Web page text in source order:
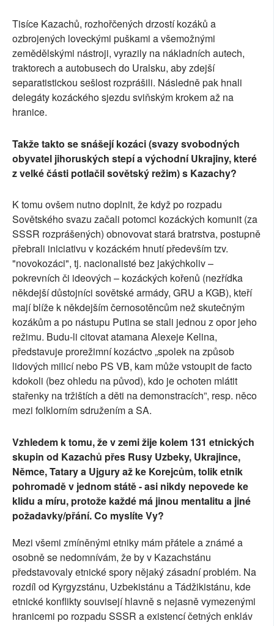
Tisíce Kazachů, rozhořčených drzostí kozáků a
ozbrojených loveckými puškami a všemožnými
zemědělskými nástroji, vyrazily na nákladních autech,
traktorech a autobusech do Uralsku, aby zdejší
separatistickou sešlost rozprášili. Následně pak hnali
delegáty kozáckého sjezdu sviňským krokem až na
hranice.
Takže takto se snášejí kozáci (svazy svobodných
obyvatel jihoruských stepí a východní Ukrajiny, které
z velké části potlačil sovětský režim) s Kazachy?
K tomu ovšem nutno doplnit, že když po rozpadu
Sovětského svazu začali potomci kozáckých komunit (za
SSSR rozprášených) obnovovat stará bratrstva, postupně
přebrali iniciativu v kozáckém hnutí především tzv.
"novokozáci", tj. nacionalisté bez jakýchkoliv –
pokrevních či ideových – kozáckých kořenů (nezřídka
někdejší důstojníci sovětské armády, GRU a KGB), kteří
mají blíže k někdejším černosotěncům než skutečným
kozákům a po nástupu Putina se stali jednou z opor jeho
režimu. Budu-li citovat atamana Alexeje Kelina,
představuje prorežimní kozáctvo „spolek na způsob
lidových milicí nebo PS VB, kam může vstoupit de facto
kdokoli (bez ohledu na původ), kdo je ochoten mlátit
stařenky na tržištích a děti na demonstracích”, resp. něco
mezi folklorním sdružením a SA.
Vzhledem k tomu, že v zemi žije kolem 131 etnických
skupin od Kazachů přes Rusy Uzbeky, Ukrajince,
Němce, Tatary a Ujgury až ke Korejcům, tolik etnik
pohromadě v jednom státě - asi nikdy nepovede ke
klidu a míru, protože každé má jinou mentalitu a jiné
požadavky/přání. Co myslíte Vy?
Mezi všemi zmíněnými etniky mám přátele a známé a
osobně se nedomnívám, že by v Kazachstánu
představovaly etnické spory nějaký zásadní problém. Na
rozdíl od Kyrgyzstánu, Uzbekistánu a Tádžikistánu, kde
etnické konflikty souvisejí hlavně s nejasně vymezenými
hranicemi po rozpadu SSSR a existencí četných enkláv